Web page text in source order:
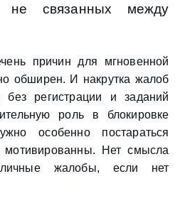
не связанных между
причин для мгновенной
обширен. И накрутка жалоб
регистрации и заданий
роль в блокировке
особенно постараться
Нет смысла
жалобы, если нет